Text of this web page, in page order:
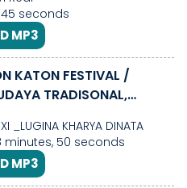
seconds
MP3
KATON FESTIVAL /
TRADISONAL,
_LUGINA KHARYA DINATA
minutes, 50 seconds
MP3